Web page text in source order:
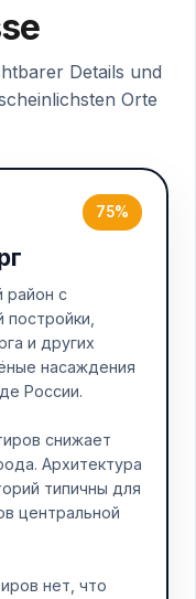
Details und
Orte
75%
район с
и других
насаждения
России.
снижает
Архитектура
типичны для
центральной
нет, что